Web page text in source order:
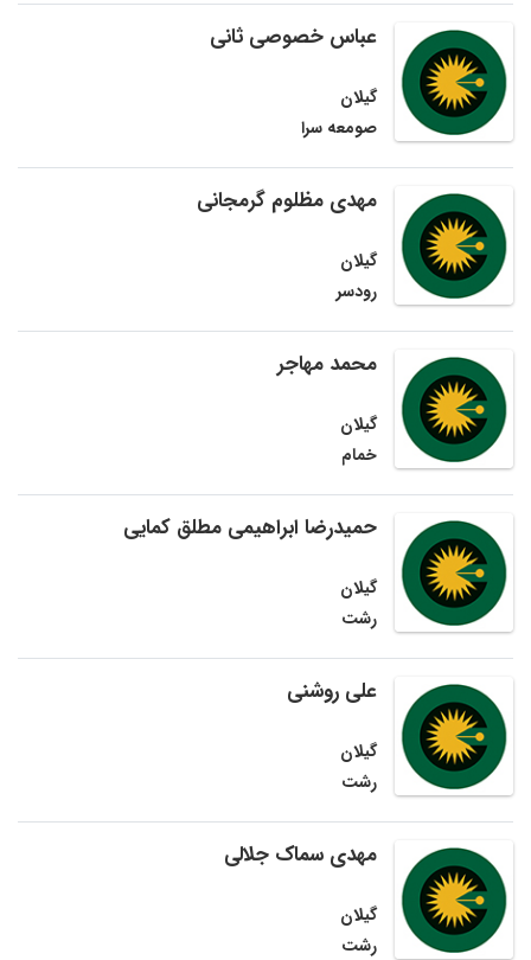
عباس خصوصی ثانی
گیلان
صومعه سرا
مهدی مظلوم گرمجانی
گیلان
رودسر
محمد مهاجر
گیلان
خمام
حمیدرضا ابراهیمی مطلق کمایی
گیلان
رشت
علی روشنی
گیلان
رشت
مهدی سماک جلالی
گیلان
رشت